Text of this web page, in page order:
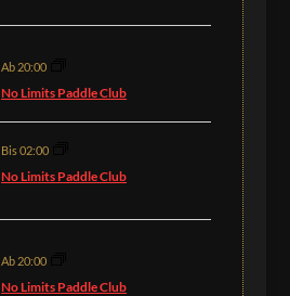
Ab 20:00
No Limits Paddle Club
Bis 02:00
No Limits Paddle Club
Ab 20:00
No Limits Paddle Club